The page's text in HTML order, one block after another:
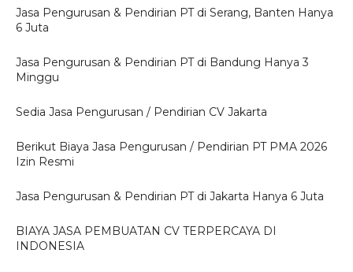
Jasa Pengurusan & Pendirian PT di Serang, Banten Hanya
6 Juta
Jasa Pengurusan & Pendirian PT di Bandung Hanya 3
Minggu
Sedia Jasa Pengurusan / Pendirian CV Jakarta
Berikut Biaya Jasa Pengurusan / Pendirian PT PMA 2026
Izin Resmi
Jasa Pengurusan & Pendirian PT di Jakarta Hanya 6 Juta
BIAYA JASA PEMBUATAN CV TERPERCAYA DI
INDONESIA